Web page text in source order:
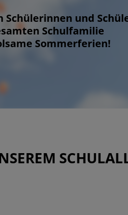
Schülerinnen und
Schulfamilie
Sommerferien!